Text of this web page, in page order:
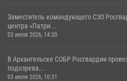
Заместитель командующего СЗО
центра «Патри...
03 июля 2026, 14:30
В Архангельске СОБР Росгвардии
подозрева...
03 июля 2026, 10:31